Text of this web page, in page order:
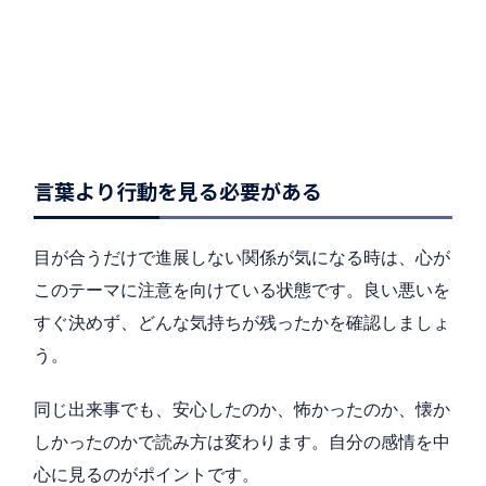
言葉より行動を見る必要がある
目が合うだけで進展しない関係が気になる時は、心が
このテーマに注意を向けている状態です。良い悪いを
すぐ決めず、どんな気持ちが残ったかを確認しましょ
う。
同じ出来事でも、安心したのか、怖かったのか、懐か
しかったのかで読み方は変わります。自分の感情を中
心に見るのがポイントです。